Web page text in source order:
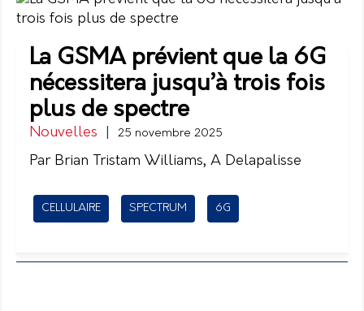
La GSMA prévient que la 6G
nécessitera jusqu’à trois fois
plus de spectre
Nouvelles 25 novembre 2025
Par Brian Tristam Williams, A Delapalisse
CELLULAIRE SPECTRUM 6G